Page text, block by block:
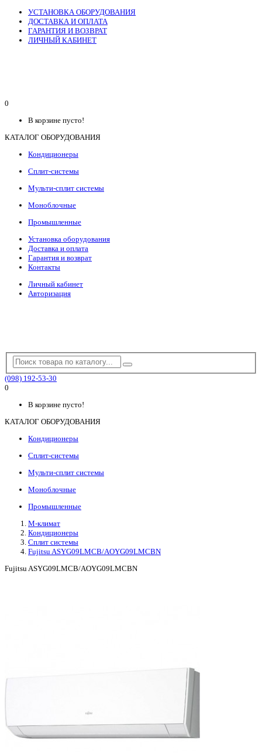
УСТАНОВКА ОБОРУДОВАНИЯ
ДОСТАВКА И ОПЛАТА
ГАРАНТИЯ И ВОЗВРАТ
ЛИЧНЫЙ КАБИНЕТ
0
В корзине пусто!
КАТАЛОГ ОБОРУДОВАНИЯ
Кондиционеры
Сплит-системы
Мульти-сплит системы
Моноблочные
Промышленные
Установка оборудования
Доставка и оплата
Гарантия и возврат
Контакты
Личный кабинет
Авторизация
(098) 192-53-30
0
В корзине пусто!
КАТАЛОГ ОБОРУДОВАНИЯ
Кондиционеры
Сплит-системы
Мульти-сплит системы
Моноблочные
Промышленные
М-климат
Кондиционеры
Сплит системы
Fujitsu ASYG09LMCB/AOYG09LMCBN
Fujitsu ASYG09LMCB/AOYG09LMCBN